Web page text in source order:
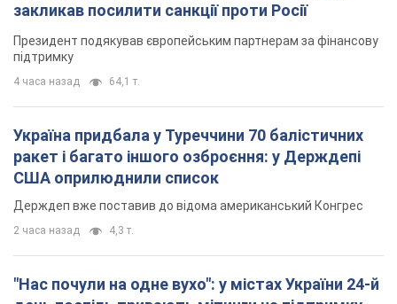
закликав посилити санкції проти Росії
Президент подякував європейським партнерам за фінансову
підтримку
4 часа назад 64,1 т.
Україна придбала у Туреччини 70 балістичних
ракет і багато іншого озброєння: у Держдепі
США оприлюднили список
Держдеп вже поставив до відома американський Конгрес
2 часа назад 4,3 т.
"Нас почули на одне вухо": у містах України 24-й